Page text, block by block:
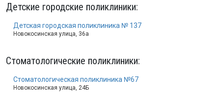
Детские городские поликлиники:
Детская городская поликлиника № 137
Новокосинская улица, 36а
Стоматологические поликлиники:
Стоматологическая поликлиника №67
Новокосинская улица, 24Б